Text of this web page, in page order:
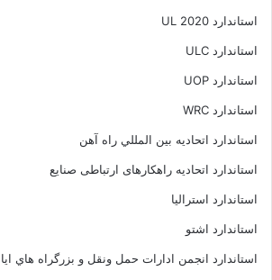
استاندارد UL 2020
استاندارد ULC
استاندارد UOP
استاندارد WRC
استاندارد اتحاديه بين المللي راه آهن
استاندارد اتحادیه راهکارهای ارتباطی صنایع
استاندارد استرالیا
استاندارد اشتو
استاندارد انجمن ادارات حمل ونقل و بزرگراه هاي